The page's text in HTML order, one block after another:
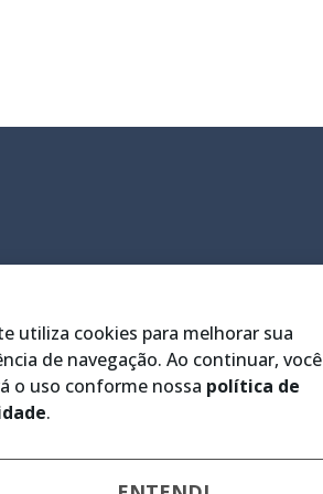
utiliza cookies para melhorar sua
de navegação. Ao continuar, você
o uso conforme nossa política de
.